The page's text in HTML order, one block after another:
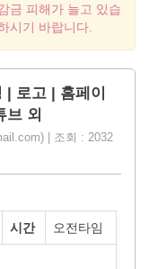
금 피해가 늘고 있습
시기 바랍니다.
로고 | 홈페이
브 외
| 조회 : 2032
시간 오전타임